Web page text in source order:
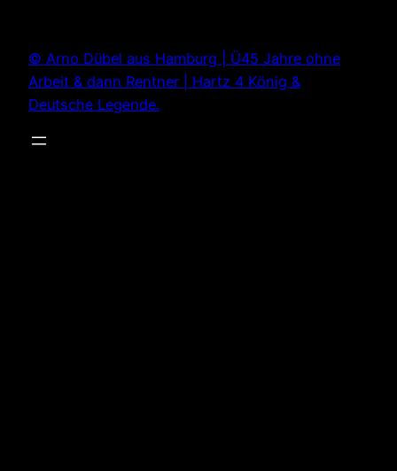
springen
© Arno Dübel aus Hamburg | Ü45 Jahre ohne
Arbeit & dann Rentner | Hartz 4 König &
Deutsche Legende.